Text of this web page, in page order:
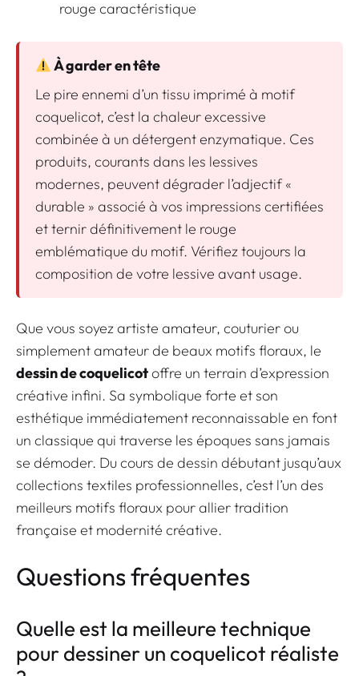
rouge caractéristique
À garder en tête
Le pire ennemi d’un tissu imprimé à motif
coquelicot, c’est la chaleur excessive
combinée à un détergent enzymatique. Ces
produits, courants dans les lessives
modernes, peuvent dégrader l’adjectif «
durable » associé à vos impressions certifiées
et ternir définitivement le rouge
emblématique du motif. Vérifiez toujours la
composition de votre lessive avant usage.
Que vous soyez artiste amateur, couturier ou
simplement amateur de beaux motifs floraux, le
dessin de coquelicotoffre un terrain d’expression
créative infini. Sa symbolique forte et son
esthétique immédiatement reconnaissable en font
un classique qui traverse les époques sans jamais
se démoder. Du cours de dessin débutant jusqu’aux
collections textiles professionnelles, c’est l’un des
meilleurs motifs floraux pour allier tradition
française et modernité créative.
Questions fréquentes
Quelle est la meilleure technique
pour dessiner un coquelicot réaliste